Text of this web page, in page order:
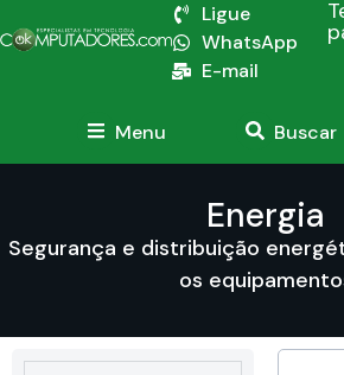
Ligue
WhatsApp
E-mail
Menu Buscar
Energia
Segurança e distribuição
os